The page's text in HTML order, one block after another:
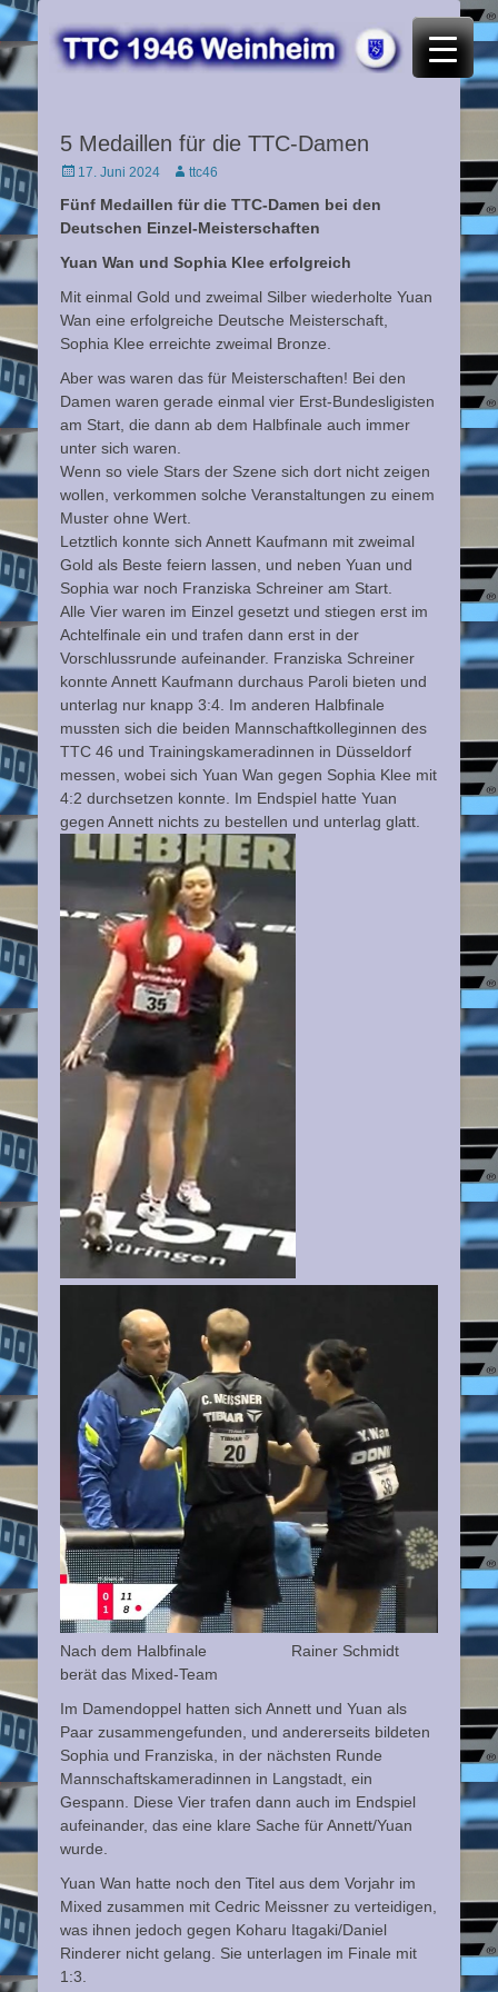
TTC 46 Weinheim
5 Medaillen für die TTC-Damen
Posted
17. Juni 2024 Autorttc46
Fünf Medaillen für die TTC-Damen bei den
Deutschen Einzel-Meisterschaften
Yuan Wan und Sophia Klee erfolgreich
Mit einmal Gold und zweimal Silber wiederholte Yuan
Wan eine erfolgreiche Deutsche Meisterschaft,
Sophia Klee erreichte zweimal Bronze.
Aber was waren das für Meisterschaften! Bei den
Damen waren gerade einmal vier Erst-Bundesligisten
am Start, die dann ab dem Halbfinale auch immer
unter sich waren.
Wenn so viele Stars der Szene sich dort nicht zeigen
wollen, verkommen solche Veranstaltungen zu einem
Muster ohne Wert.
Letztlich konnte sich Annett Kaufmann mit zweimal
Gold als Beste feiern lassen, und neben Yuan und
Sophia war noch Franziska Schreiner am Start.
Alle Vier waren im Einzel gesetzt und stiegen erst im
Achtelfinale ein und trafen dann erst in der
Vorschlussrunde aufeinander. Franziska Schreiner
konnte Annett Kaufmann durchaus Paroli bieten und
unterlag nur knapp 3:4. Im anderen Halbfinale
mussten sich die beiden Mannschaftkolleginnen des
TTC 46 und Trainingskameradinnen in Düsseldorf
messen, wobei sich Yuan Wan gegen Sophia Klee mit
4:2 durchsetzen konnte. Im Endspiel hatte Yuan
gegen Annett nichts zu bestellen und unterlag glatt.
Nach dem Halbfinale Rainer Schmidt
berät das Mixed-Team
Im Damendoppel hatten sich Annett und Yuan als
Paar zusammengefunden, und andererseits bildeten
Sophia und Franziska, in der nächsten Runde
Mannschaftskameradinnen in Langstadt, ein
Gespann. Diese Vier trafen dann auch im Endspiel
aufeinander, das eine klare Sache für Annett/Yuan
wurde.
Yuan Wan hatte noch den Titel aus dem Vorjahr im
Mixed zusammen mit Cedric Meissner zu verteidigen,
was ihnen jedoch gegen Koharu Itagaki/Daniel
Rinderer nicht gelang. Sie unterlagen im Finale mit
1:3.